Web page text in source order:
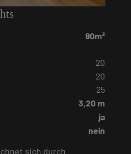
90m²
20
20
25
3,20 m
ja
nein
sich durch